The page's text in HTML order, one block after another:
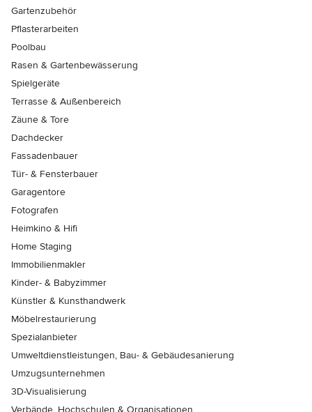
Gartenzubehör
Pflasterarbeiten
Poolbau
Rasen & Gartenbewässerung
Spielgeräte
Terrasse & Außenbereich
Zäune & Tore
Dachdecker
Fassadenbauer
Tür- & Fensterbauer
Garagentore
Fotografen
Heimkino & Hifi
Home Staging
Immobilienmakler
Kinder- & Babyzimmer
Künstler & Kunsthandwerk
Möbelrestaurierung
Spezialanbieter
Umweltdienstleistungen, Bau- & Gebäudesanierung
Umzugsunternehmen
3D-Visualisierung